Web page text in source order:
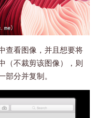
查看图像，并且想要将
（不裁剪该图像），则
分并复制。